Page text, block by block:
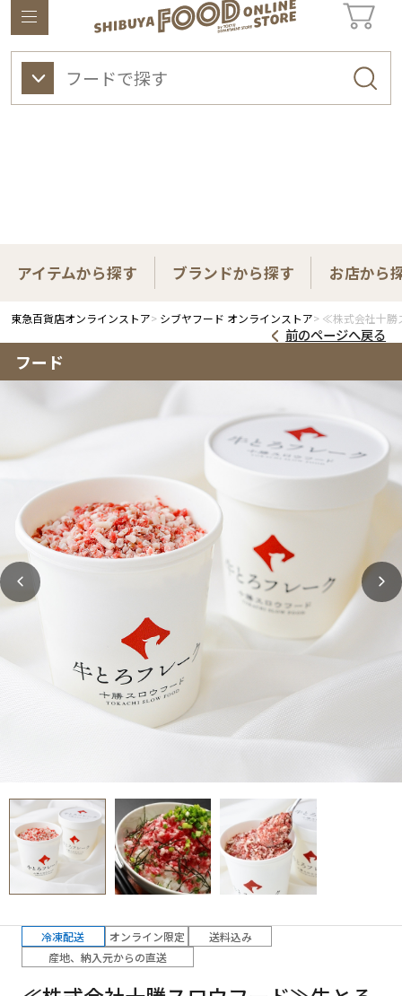
東急百貨店オンラインストアについて
ワイン ビューティー ギフト&ライフスタイル
アイテムから探す ブランドから探す お店から
東急百貨店オンラインストア シブヤフード オンラインストア ≪株式会社十勝
前のページへ戻る
冷凍配送 オンライン限定
送料込み
産地、納入元からの直送
フード